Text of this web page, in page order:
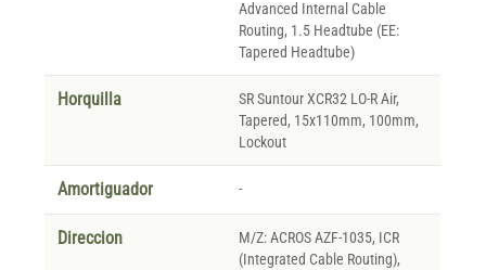
Advanced Internal Cable
Routing, 1.5 Headtube (EE:
Tapered Headtube)
Horquilla
SR Suntour XCR32 LO-R Air,
Tapered, 15x110mm, 100mm,
Lockout
Amortiguador -
Direccion
M/Z: ACROS AZF-1035, ICR
(Integrated Cable Routing),